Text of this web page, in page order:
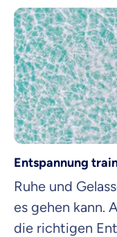
Entspannung
Ruhe und
es gehen kann.
die richtigen
Krankenhaus
Versicherung
Mit dem Abschicken
Kontaktaufnahme durch
Weiter